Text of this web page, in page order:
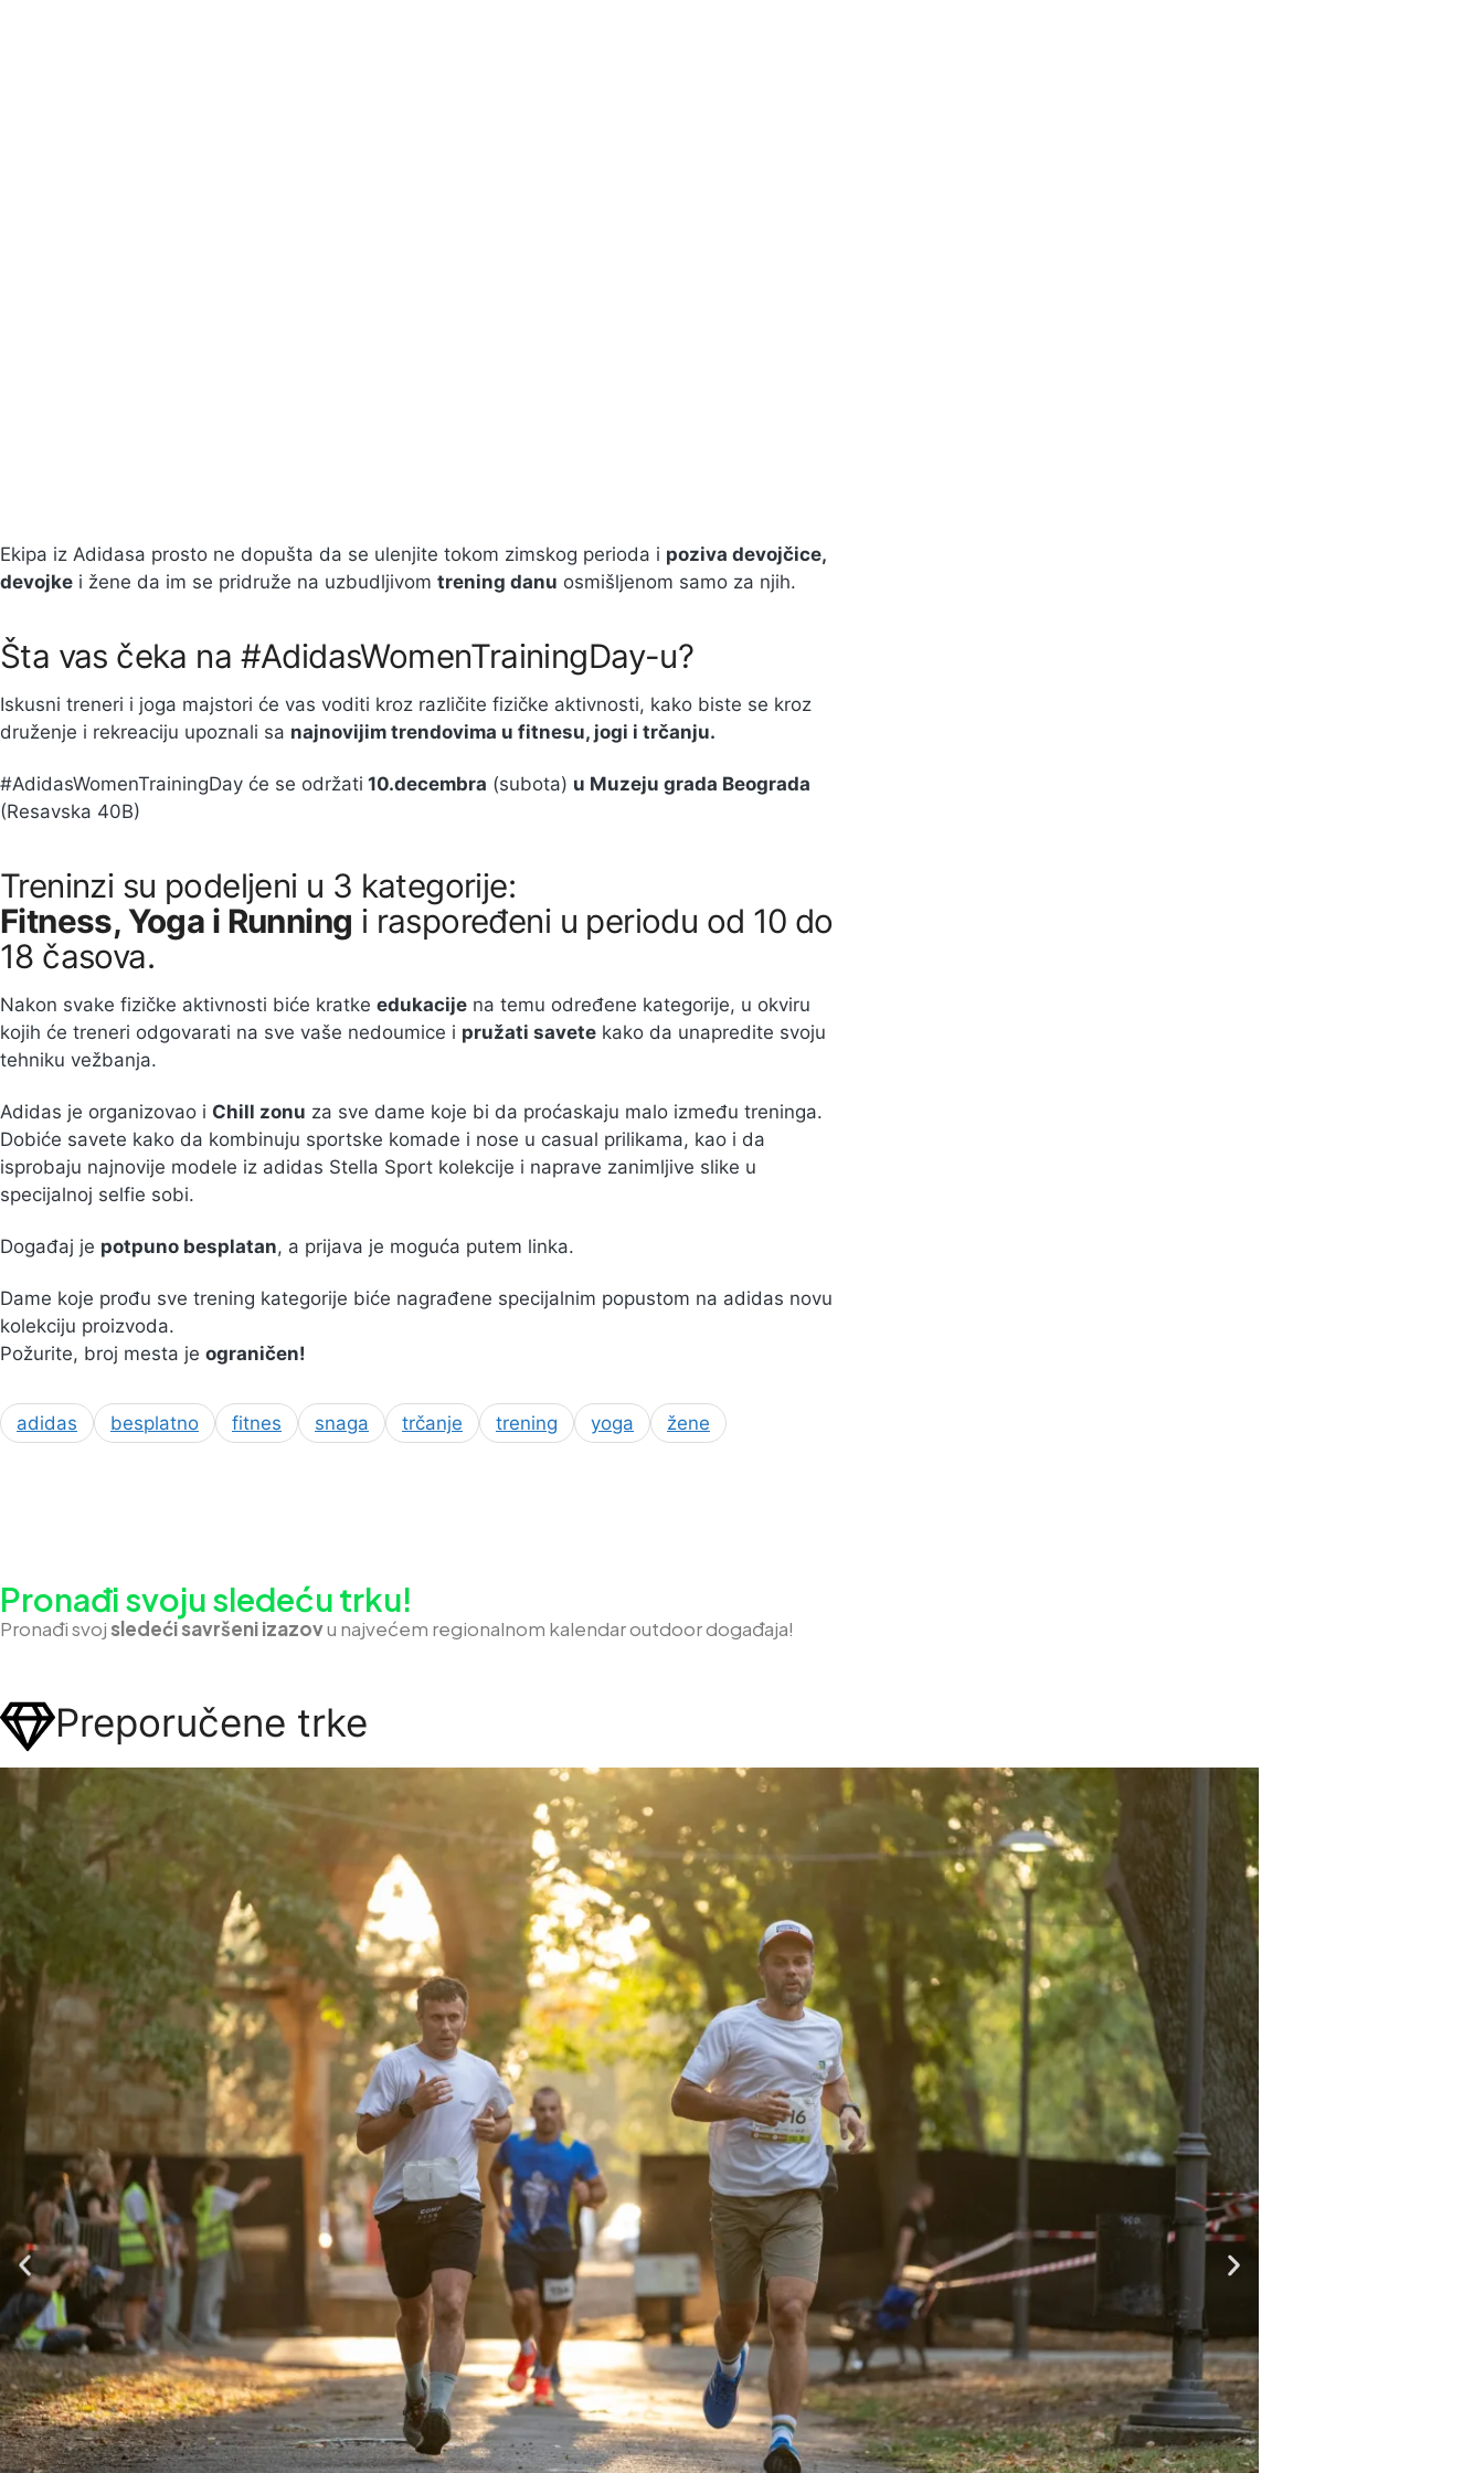
Ekipa iz Adidasa prosto ne dopušta da se ulenjite tokom zimskog perioda i poziva devojčice,
devojke i žene da im se pridruže na uzbudljivom trening danu osmišljenom samo za njih.
Šta vas čeka na #AdidasWomenTrainingDay-u?
Iskusni treneri i joga majstori će vas voditi kroz različite fizičke aktivnosti, kako biste se kroz
druženje i rekreaciju upoznali sa najnovijim trendovima u fitnesu, jogi i trčanju.
#AdidasWomenTrainingDay će se održati 10.decembra (subota) u Muzeju grada Beograda
(Resavska 40B)
Treninzi su podeljeni u 3 kategorije:
Fitness, Yoga i Running i raspoređeni u periodu od 10 do
18 časova.
Nakon svake fizičke aktivnosti biće kratke edukacije na temu određene kategorije, u okviru
kojih će treneri odgovarati na sve vaše nedoumice i pružati savete kako da unapredite svoju
tehniku vežbanja.
Adidas je organizovao i Chill zonu za sve dame koje bi da proćaskaju malo između treninga.
Dobiće savete kako da kombinuju sportske komade i nose u casual prilikama, kao i da
isprobaju najnovije modele iz adidas Stella Sport kolekcije i naprave zanimljive slike u
specijalnoj selfie sobi.
Događaj je potpuno besplatan, a prijava je moguća putem linka.
Dame koje prođu sve trening kategorije biće nagrađene specijalnim popustom na adidas novu
kolekciju proizvoda.
Požurite, broj mesta je ograničen!
adidas besplatno fitnes snaga trčanje trening yoga žene
Pronađi svoju sledeću trku!
Pronađi svojsledeći savršeni izazovu najvećem regionalnom kalendar outdoor događaja!
Preporučene trke